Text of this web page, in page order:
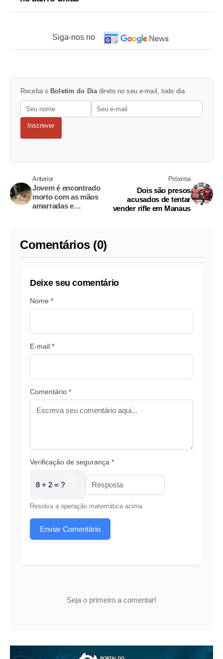
Siga-nos no
Receba o Boletim do Dia direto no seu e-mail, todo dia.
Inscrever
Anterior
Jovem é encontrado
morto com as mãos
amarradas e
Próxima
Dois são presos
acusados de tentar
vender rifle em Manaus
Comentários (0)
Deixe seu comentário
Nome *
E-mail *
Comentário *
Verificação de segurança *
8 + 2 = ?
Resolva a operação matemática acima
Enviar Comentário
Seja o primeiro a comentar!